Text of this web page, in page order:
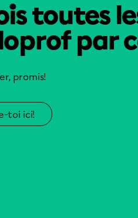
toutes
par
promis!
toi ici!